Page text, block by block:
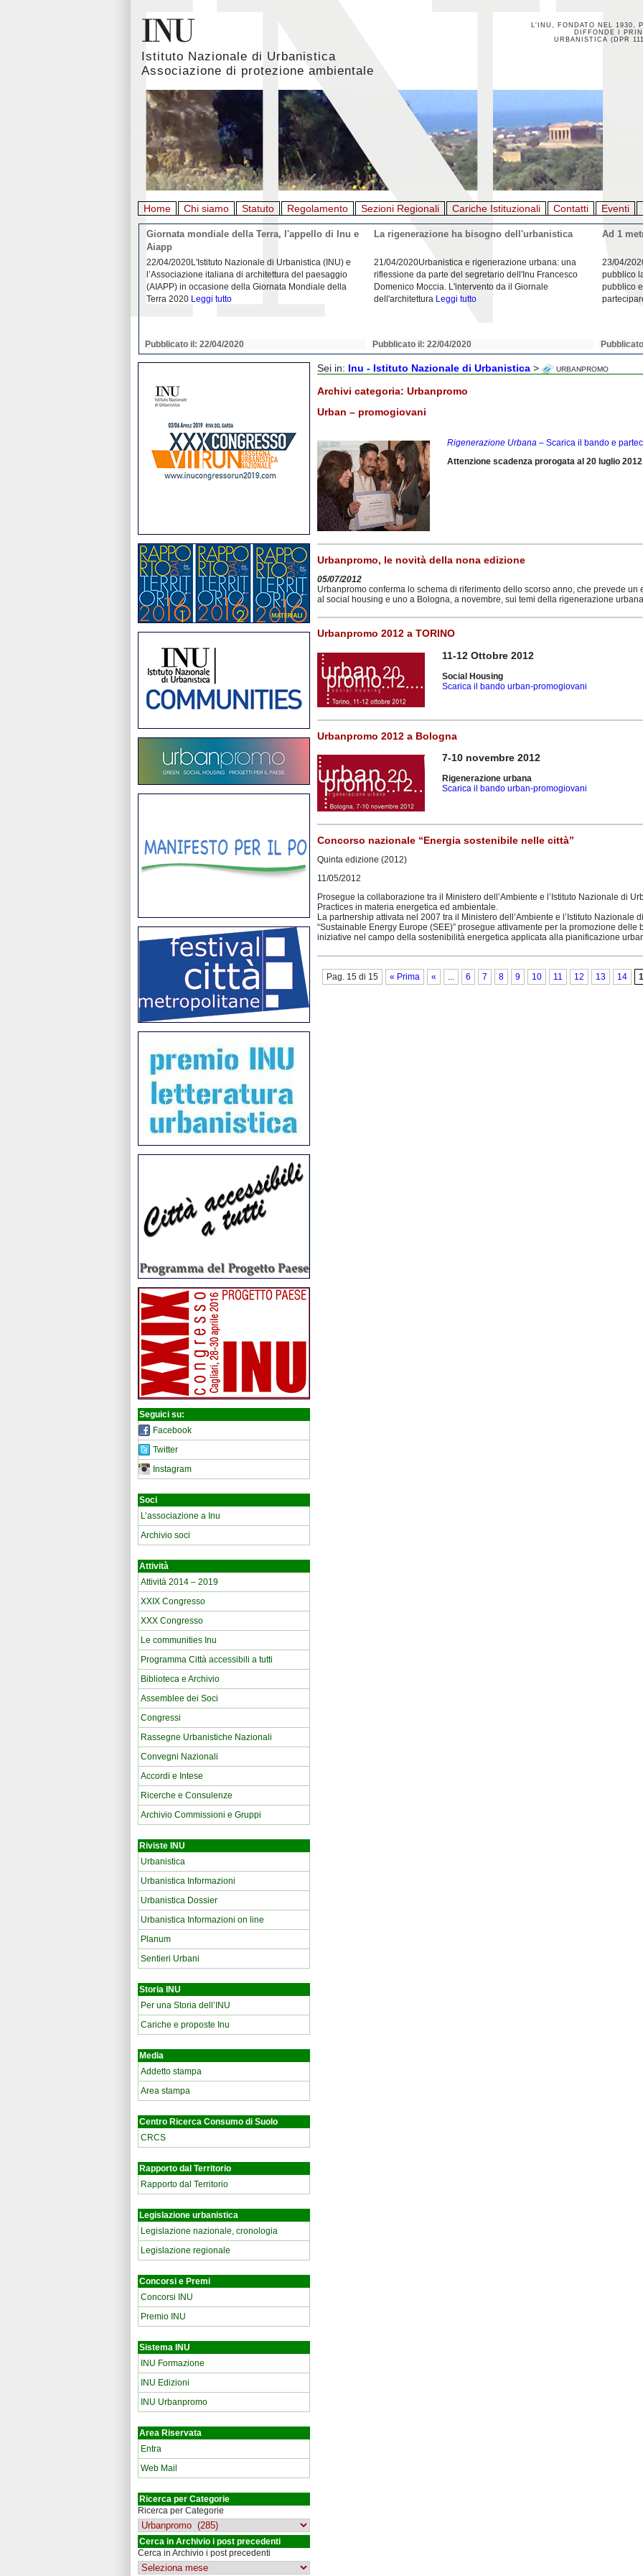
Istituto Nazionale di Urbanistica
Associazione di protezione ambientale
L'INU, FONDATO NEL 1930,
DIFFONDE I
URBANISTICA (DPR
Home Chi siamo Statuto Regolamento Sezioni Regionali Cariche Istituzionali Contatti Eventi
Giornata mondiale della Terra, l'appello di Inu e
Aiapp
22/04/2020L'Istituto Nazionale di Urbanistica (INU) e
l’Associazione italiana di architettura del paesaggio
(AIAPP) in occasione della Giornata Mondiale della
Terra 2020 Leggi tutto
Pubblicato il: 22/04/2020
La rigenerazione ha bisogno dell'urbanistica
21/04/2020Urbanistica e rigenerazione urbana: una
riflessione da parte del segretario dell'Inu Francesco
Domenico Moccia. L'intervento da il Giornale
dell'architettura Leggi tutto
Pubblicato il: 22/04/2020
Ad 1
23/04/
pubblico
pubblico
Seguici su:
Facebook
Twitter
Instagram
Soci
L’associazione a Inu
Archivio soci
Attività
Attività 2014 – 2019
XXIX Congresso
XXX Congresso
Le communities Inu
Programma Città accessibili a tutti
Biblioteca e Archivio
Assemblee dei Soci
Congressi
Rassegne Urbanistiche Nazionali
Convegni Nazionali
Accordi e Intese
Ricerche e Consulenze
Archivio Commissioni e Gruppi
Riviste INU
Urbanistica
Urbanistica Informazioni
Urbanistica Dossier
Urbanistica Informazioni on line
Planum
Sentieri Urbani
Storia INU
Per una Storia dell’INU
Cariche e proposte Inu
Media
Addetto stampa
Area stampa
Centro Ricerca Consumo di Suolo
CRCS
Rapporto dal Territorio
Rapporto dal Territorio
Legislazione urbanistica
Legislazione nazionale, cronologia
Legislazione regionale
Concorsi e Premi
Concorsi INU
Premio INU
Sistema INU
INU Formazione
INU Edizioni
INU Urbanpromo
Area Riservata
Entra
Web Mail
Ricerca per Categorie
Ricerca per Categorie
Cerca in Archivio i post precedenti
Cerca in Archivio i post precedenti
Sei in: Inu - Istituto Nazionale di Urbanistica > URBANPROMO
Archivi categoria: Urbanpromo
Urban – promogiovani
Rigenerazione Urbana – Scarica il bando e
Attenzione scadenza prorogata al 20 luglio 2012
Urbanpromo, le novità della nona edizione
05/07/2012
Urbanpromo conferma lo schema di riferimento dello scorso anno, che prevede
al social housing e uno a Bologna, a novembre, sui temi della rigenerazione
Urbanpromo 2012 a TORINO
11-12 Ottobre 2012
Social Housing
Scarica il bando urban-promogiovani
Urbanpromo 2012 a Bologna
7-10 novembre 2012
Rigenerazione urbana
Scarica il bando urban-promogiovani
Concorso nazionale “Energia sostenibile nelle città”
Quinta edizione (2012)
11/05/2012
Prosegue la collaborazione tra il Ministero dell’Ambiente e l’Istituto Nazionale di
Practices in materia energetica ed ambientale.
La partnership attivata nel 2007 tra il Ministero dell’Ambiente e l’Istituto Nazionale
“Sustainable Energy Europe (SEE)” prosegue attivamente per la promozione
iniziative nel campo della sostenibilità energetica applicata alla pianificazione
Pag. 15 di 15 « Prima « 6 7 8 9 10 11 12 13 14